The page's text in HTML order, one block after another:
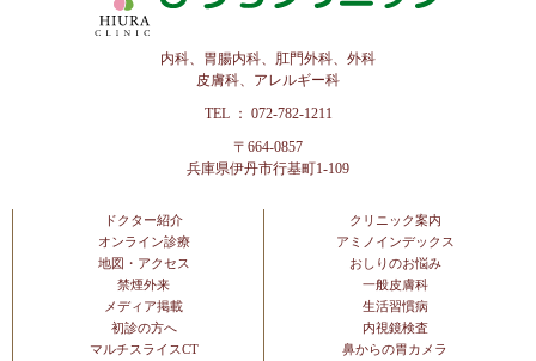
内科、胃腸内科、肛門外科、外科
皮膚科、アレルギー科
TEL ： 072-782-1211
〒664-0857
兵庫県伊丹市行基町1-109
ドクター紹介
クリニック案内
オンライン診療
アミノインデックス
地図・アクセス
おしりのお悩み
禁煙外来
一般皮膚科
メディア掲載
生活習慣病
初診の方へ
内視鏡検査
マルチスライスCT
鼻からの胃カメラ